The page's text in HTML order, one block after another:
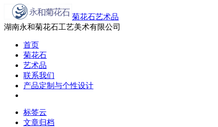
菊花石艺术品
湖南永和菊花石工艺美术有限公司
首页
菊花石
艺术品
联系我们
产品定制与个性设计
标签云
文章归档